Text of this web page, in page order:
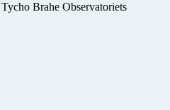
Brahe Observatoriets